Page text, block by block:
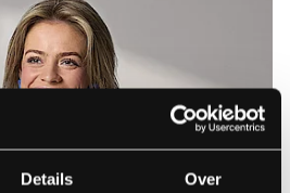
Details Over